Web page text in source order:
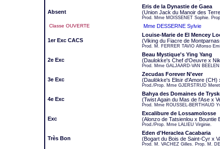
Absent
Eris de la Dynastie de Gaea
(Union Jack du Manoir des
Prod. Mme MOISSENET Sophie.
Classe OUVERTE Mme DESSERNE Sylvie
1er Exc CACS
Louise-Marie de El Mencey
(Viking du Fiacre de
Prod. M. FERRER TAVIO Alfonso
2e Exc
Beau Mystique's Ying Yang
(Daulokke's Chef d'Oeuvre x
Prod. Mme GALJAARD-VAN
3e Exc
Zecudas Forever N'ever
(Daulökke's Elisir d'Amore (CH)
Prod./Prop. Mme GJERSTRUD
4e Exc
Bahya des Domaines de
(Twist Again du Mas de l'Ase x
Prod. Mme ROUSSEL-BERTHAUD
Exc
Excalibure de Lossamolosse
(Alonzo de Tatsienlou x Bountie
Prod./Prop. Mme LALIEU Virginie.
Très Bon
Eden d'Heraclea Cacabaria
(Bogart du Bois de Saint-Cyr x
Prod. M. VACHEZ Gilles. Prop. M.